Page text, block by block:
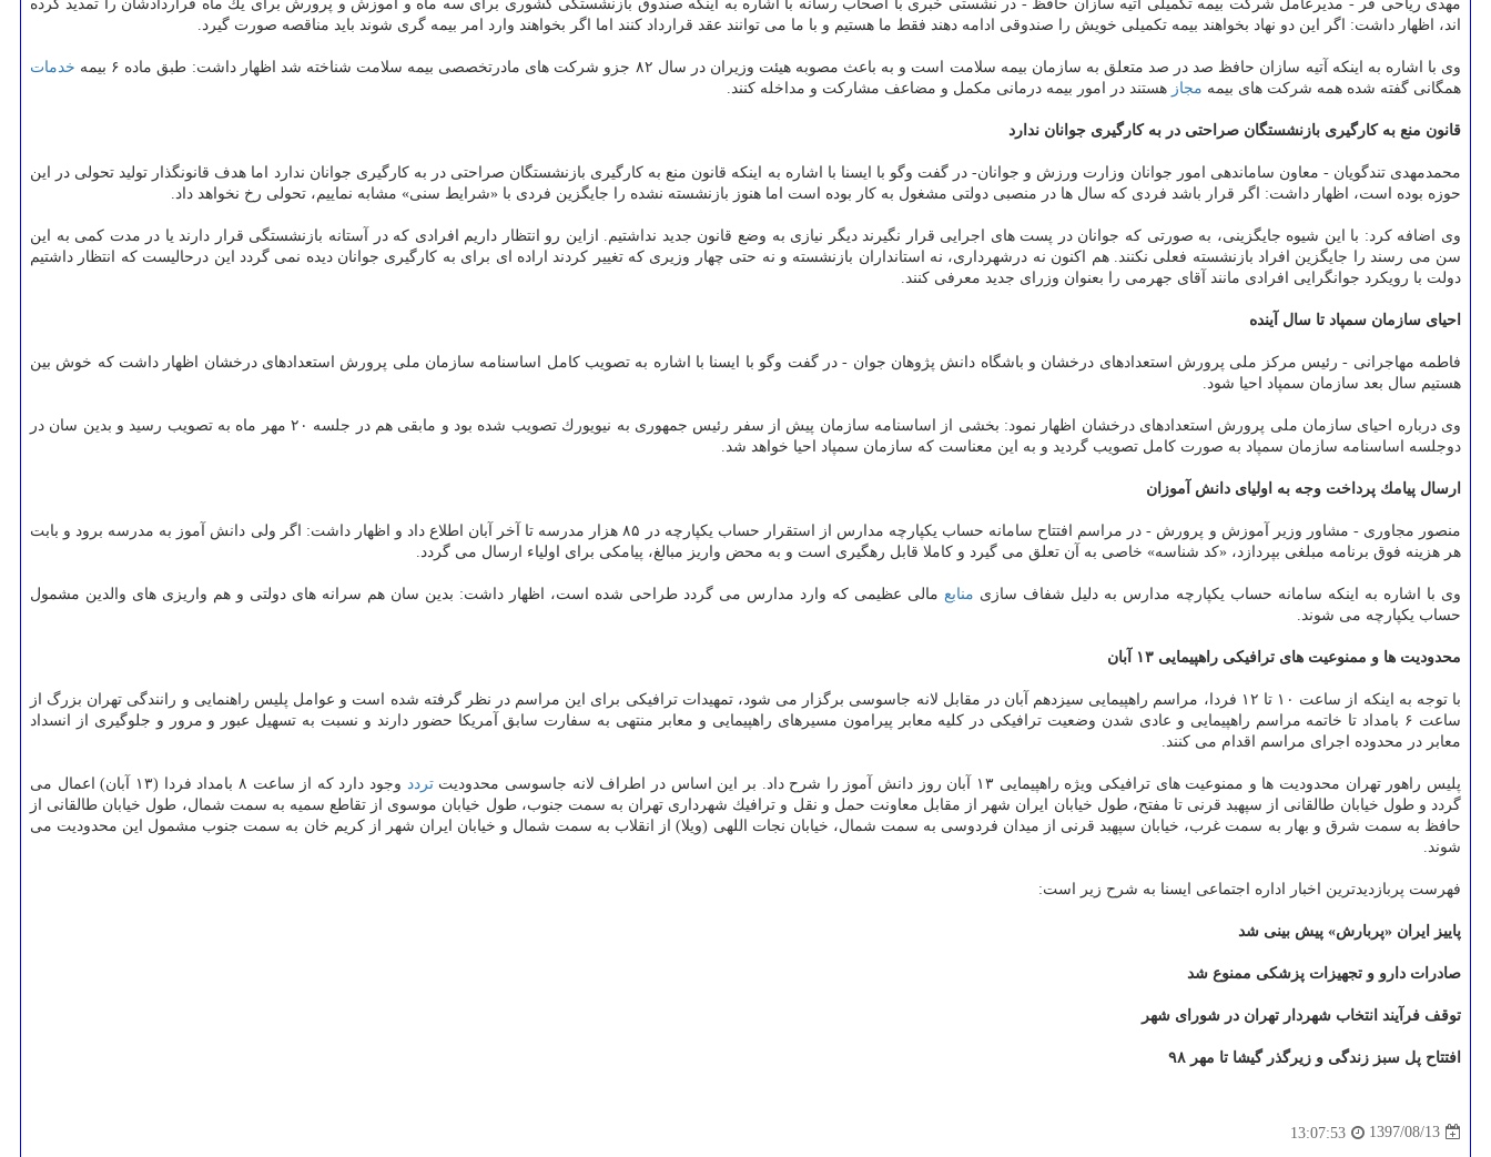
مهدی ریاحی فر - مدیرعامل شركت بیمه تكمیلی آتیه سازان حافظ - در نشستی خبری با اصحاب رسانه با اشاره به اینكه صندوق بازنشستگی كشوری برای سه ماه و آموزش و پرورش برای یك ماه قراردادشان را تمدید كرده
اند، اظهار داشت: اگر این دو نهاد بخواهند بیمه تكمیلی خویش را صندوقی ادامه دهند فقط ما هستیم و با ما می توانند عقد قرارداد كنند اما اگر بخواهند وارد امر بیمه گری شوند باید مناقصه صورت گیرد.
وی با اشاره به اینكه آتیه سازان حافظ صد در صد متعلق به سازمان بیمه سلامت است و به باعث مصوبه هیئت وزیران در سال ۸۲ جزو شركت های مادرتخصصی بیمه سلامت شناخته شد اظهار داشت: طبق ماده ۶ بیمه
خدمات
همگانی گفته شده همه شركت های بیمه مجاز هستند در امور بیمه درمانی مكمل و مضاعف مشاركت و مداخله كنند.
قانون منع به كارگیری بازنشستگان صراحتی در به كارگیری جوانان ندارد
محمدمهدی تندگویان - معاون ساماندهی امور جوانان وزارت ورزش و جوانان- در گفت وگو با ایسنا با اشاره به اینكه قانون منع به كارگیری بازنشستگان صراحتی در به كارگیری جوانان ندارد اما هدف قانونگذار تولید تحولی در این
حوزه بوده است، اظهار داشت: اگر قرار باشد فردی كه سال ها در منصبی دولتی مشغول به كار بوده است اما هنوز بازنشسته نشده را جایگزین فردی با «شرایط سنی» مشابه نماییم، تحولی رخ نخواهد داد.
وی اضافه كرد: با این شیوه جایگزینی، به صورتی كه جوانان در پست های اجرایی قرار نگیرند دیگر نیازی به وضع قانون جدید نداشتیم. ازاین رو انتظار داریم افرادی كه در آستانه بازنشستگی قرار دارند یا در مدت كمی به این
سن می رسند را جایگزین افراد بازنشسته فعلی نكنند. هم اكنون نه درشهرداری، نه استانداران بازنشسته و نه حتی چهار وزیری كه تغییر كردند اراده ای برای به كارگیری جوانان دیده نمی گردد این درحالیست كه انتظار داشتیم
دولت با رویكرد جوانگرایی افرادی مانند آقای جهرمی را بعنوان وزرای جدید معرفی كنند.
احیای سازمان سمپاد تا سال آینده
فاطمه مهاجرانی - رئیس مركز ملی پرورش استعدادهای درخشان و باشگاه دانش پژوهان جوان - در گفت وگو با ایسنا با اشاره به تصویب كامل اساسنامه سازمان ملی پرورش استعدادهای درخشان اظهار داشت كه خوش بین
هستیم سال بعد سازمان سمپاد احیا شود.
وی درباره احیای سازمان ملی پرورش استعدادهای درخشان اظهار نمود: بخشی از اساسنامه سازمان پیش از سفر رئیس جمهوری به نیویورك تصویب شده بود و مابقی هم در جلسه ۲۰ مهر ماه به تصویب رسید و بدین سان در
دوجلسه اساسنامه سازمان سمپاد به صورت كامل تصویب گردید و به این معناست كه سازمان سمپاد احیا خواهد شد.
ارسال پیامك پرداخت وجه به اولیای دانش آموزان
منصور مجاوری - مشاور وزیر آموزش و پرورش - در مراسم افتتاح سامانه حساب یكپارچه مدارس از استقرار حساب یكپارچه در ۸۵ هزار مدرسه تا آخر آبان اطلاع داد و اظهار داشت: اگر ولی دانش آموز به مدرسه برود و بابت
هر هزینه فوق برنامه مبلغی بپردازد، «كد شناسه» خاصی به آن تعلق می گیرد و كاملا قابل رهگیری است و به محض واریز مبالغ، پیامكی برای اولیاء ارسال می گردد.
وی با اشاره به اینكه سامانه حساب یكپارچه مدارس به دلیل شفاف سازی منابع مالی عظیمی كه وارد مدارس می گردد طراحی شده است، اظهار داشت: بدین سان هم سرانه های دولتی و هم واریزی های والدین مشمول
حساب یكپارچه می شوند.
محدودیت ها و ممنوعیت های ترافیكی راهپیمایی ۱۳ آبان
با توجه به اینكه از ساعت ۱۰ تا ۱۲ فردا، مراسم راهپیمایی سیزدهم آبان در مقابل لانه جاسوسی برگزار می شود، تمهیدات ترافیكی برای این مراسم در نظر گرفته شده است و عوامل پلیس راهنمایی و رانندگی تهران بزرگ از
ساعت ۶ بامداد تا خاتمه مراسم راهپیمایی و عادی شدن وضعیت ترافیكی در كلیه معابر پیرامون مسیرهای راهپیمایی و معابر منتهی به سفارت سابق آمریكا حضور دارند و نسبت به تسهیل عبور و مرور و جلوگیری از انسداد
معابر در محدوده اجرای مراسم اقدام می كنند.
پلیس راهور تهران محدودیت ها و ممنوعیت های ترافیكی ویژه راهپیمایی ۱۳ آبان روز دانش آموز را شرح داد. بر این اساس در اطراف لانه جاسوسی محدودیت تردد
وجود دارد كه از ساعت ۸ بامداد فردا (۱۳ آبان) اعمال می
گردد و طول خیابان طالقانی از سپهبد قرنی تا مفتح، طول خیابان ایران شهر از مقابل معاونت حمل و نقل و ترافیك شهرداری تهران به سمت جنوب، طول خیابان موسوی از تقاطع سمیه به سمت شمال، طول خیابان طالقانی از
حافظ به سمت شرق و بهار به سمت غرب، خیابان سپهبد قرنی از میدان فردوسی به سمت شمال، خیابان نجات اللهی (ویلا) از انقلاب به سمت شمال و خیابان ایران شهر از كریم خان به سمت جنوب مشمول این محدودیت می
شوند.
فهرست پربازدیدترین اخبار اداره اجتماعی ایسنا به شرح زیر است:
پاییز ایران «پربارش» پیش بینی شد
صادرات دارو و تجهیزات پزشكی ممنوع شد
توقف فرآیند انتخاب شهردار تهران در شورای شهر
افتتاح پل سبز زندگی و زیرگذر گیشا تا مهر ۹۸
1397/08/13
13:07:53